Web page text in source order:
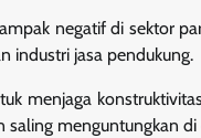
negatif di sektor
industri jasa pendukung.
menjaga
saling menguntungkan di